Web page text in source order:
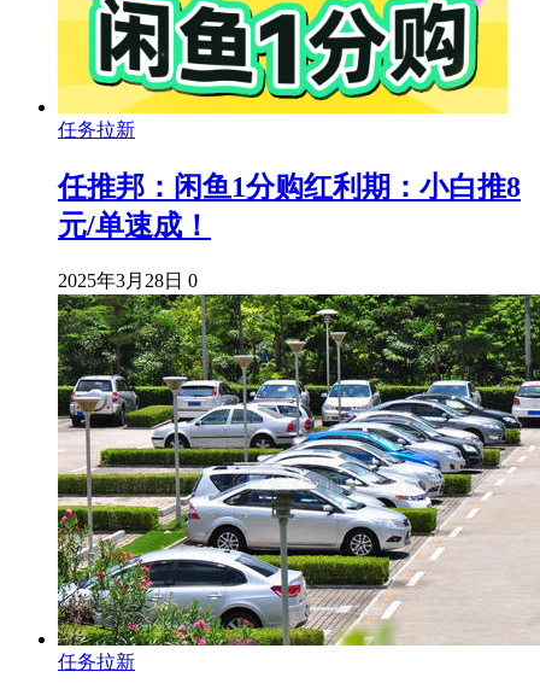
任务拉新
任推邦：闲鱼1分购红利期：小白推8
元/单速成！
2025年3月28日 0
任务拉新